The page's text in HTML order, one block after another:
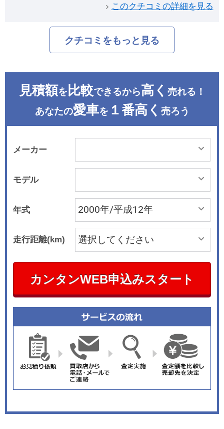
このクチコミの詳細を見る
クチコミをもっと見る
見積額を 比較できるから高く 売れる！
あなたの愛車を １番高く 売ろう
メーカー
モデル
年式
走行距離(km)
カンタンWEB申込みスタート